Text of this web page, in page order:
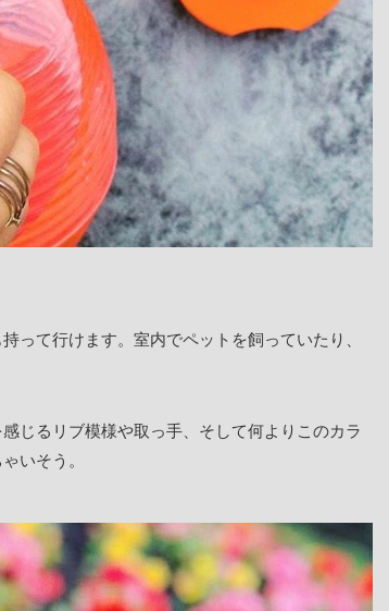
って行けます。室内でペットを飼っていたり、
じるリブ模様や取っ手、そして何よりこのカラ
いそう。